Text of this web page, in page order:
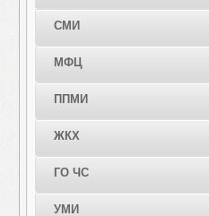
СМИ
МФЦ
ППМИ
ЖКХ
ГО ЧС
УМИ